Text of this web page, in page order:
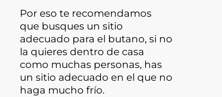
Por eso te recomendamos
que busques un sitio
adecuado para el butano, si no
la quieres dentro de casa
como muchas personas, has
un sitio adecuado en el que no
haga mucho frío.